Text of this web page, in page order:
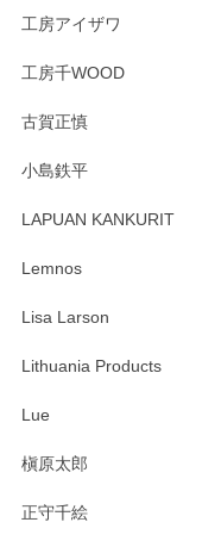
す。 素敵な湯呑みでと
たm(_)m
います。無事
工房アイザワ
工房千WOOD
古賀正慎
小島鉄平
LAPUAN KANKURIT
Lemnos
Lisa Larson
Lithuania Products
Lue
槇原太郎
正守千絵